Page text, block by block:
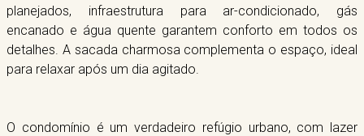
planejados, infraestrutura para ar-condicionado, gás
encanado e água quente garantem conforto em todos os
detalhes. A sacada charmosa complementa o espaço, ideal
para relaxar após um dia agitado.
O condomínio é um verdadeiro refúgio urbano, com lazer